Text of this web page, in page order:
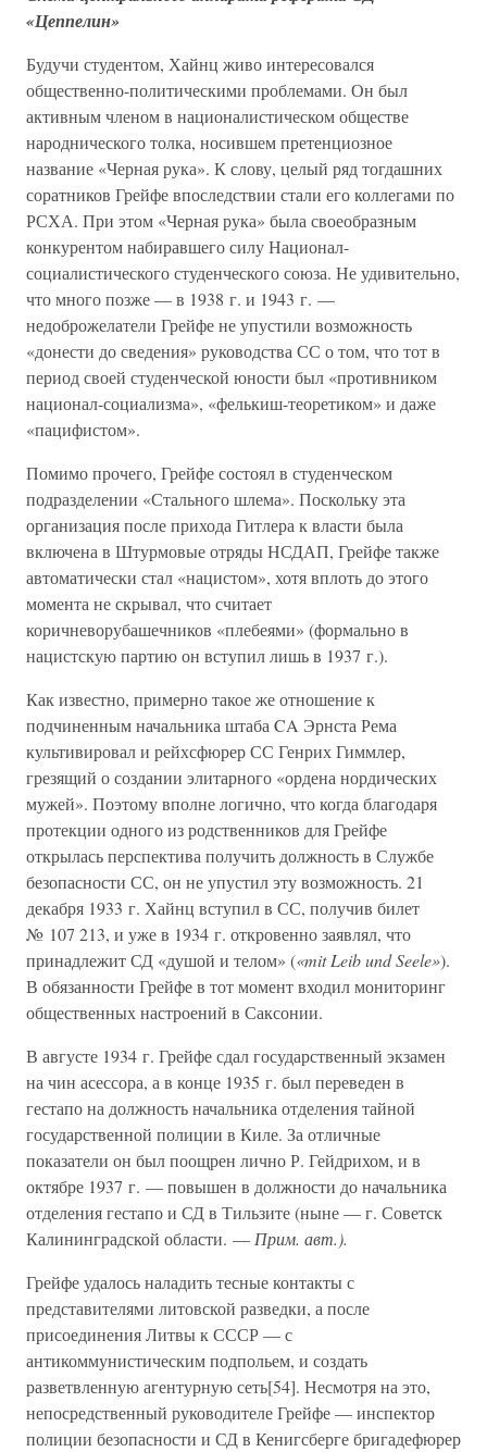
«Цеппелин»
Будучи студентом, Хайнц живо интересовался
общественно-политическими проблемами. Он был
активным членом в националистическом обществе
народнического толка, носившем претенциозное
название «Черная рука». К слову, целый ряд тогдашних
соратников Грейфе впоследствии стали его коллегами по
РСХА. При этом «Черная рука» была своеобразным
конкурентом набиравшего силу Национал-
социалистического студенческого союза. Не удивительно,
что много позже — в 1938 г. и 1943 г. —
недоброжелатели Грейфе не упустили возможность
«донести до сведения» руководства СС о том, что тот в
период своей студенческой юности был «противником
национал-социализма», «фелькиш-теоретиком» и даже
«пацифистом».
Помимо прочего, Грейфе состоял в студенческом
подразделении «Стального шлема». Поскольку эта
организация после прихода Гитлера к власти была
включена в Штурмовые отряды НСДАП, Грейфе также
автоматически стал «нацистом», хотя вплоть до этого
момента не скрывал, что считает
коричневорубашечников «плебеями» (формально в
нацистскую партию он вступил лишь в 1937 г.).
Как известно, примерно такое же отношение к
подчиненным начальника штаба CA Эрнста Рема
культивировал и рейхсфюрер СС Генрих Гиммлер,
грезящий о создании элитарного «ордена нордических
мужей». Поэтому вполне логично, что когда благодаря
протекции одного из родственников для Грейфе
открылась перспектива получить должность в Службе
безопасности СС, он не упустил эту возможность. 21
декабря 1933 г. Хайнц вступил в СС, получив билет
№ 107 213, и уже в 1934 г. откровенно заявлял, что
принадлежит СД «душой и телом» («mit Leib und Seele»).
В обязанности Грейфе в тот момент входил мониторинг
общественных настроений в Саксонии.
В августе 1934 г. Грейфе сдал государственный экзамен
на чин асессора, а в конце 1935 г. был переведен в
гестапо на должность начальника отделения тайной
государственной полиции в Киле. За отличные
показатели он был поощрен лично Р. Гейдрихом, и в
октябре 1937 г. — повышен в должности до начальника
отделения гестапо и СД в Тильзите (ныне — г. Советск
Калининградской области. — Прим. авт.).
Грейфе удалось наладить тесные контакты с
представителями литовской разведки, а после
присоединения Литвы к СССР — с
антикоммунистическим подпольем, и создать
разветвленную агентурную сеть[54]. Несмотря на это,
непосредственный руководителе Грейфе — инспектор
полиции безопасности и СД в Кенигсберге бригадефюрер